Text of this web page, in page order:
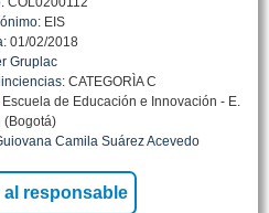
EIS
01/02/2018
Gruplac
CATEGORÌA C
Escuela de Educación e Innovación - E.
(Bogotá)
Camila Suárez Acevedo